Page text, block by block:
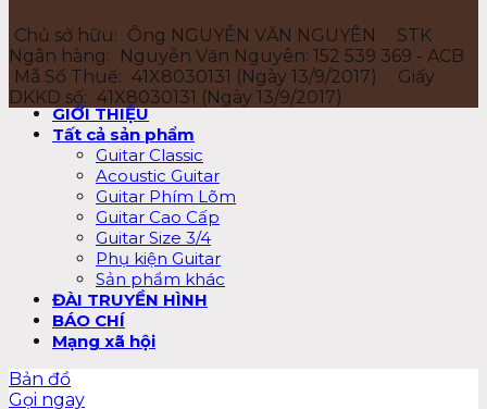
Chủ sở hữu: Ông NGUYỄN VĂN NGUYÊN
STK
Ngân hàng:
Nguyễn Văn Nguyên: 152 539 369 - ACB
Mã Số Thuế: 41X8030131 (Ngày 13/9/2017)
Giấy
DKKD số: 41X8030131 (Ngày 13/9/2017)
GIỚI THIỆU
Tất cả sản phẩm
Guitar Classic
Acoustic Guitar
Guitar Phím Lõm
Guitar Cao Cấp
Guitar Size 3/4
Phụ kiện Guitar
Sản phẩm khác
ĐÀI TRUYỀN HÌNH
BÁO CHÍ
Mạng xã hội
Bản đồ
Gọi ngay